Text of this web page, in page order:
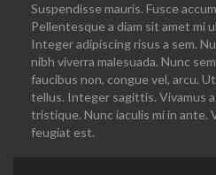
Suspendisse mauris. Fusce
Pellentesque a diam sit amet mi
Integer adipiscing risus a sem.
nibh viverra malesuada. Nunc
faucibus non, congue vel, arcu.
tellus. Integer sagittis. Vivamus
tristique. Nunc iaculis mi in ante.
feugiat est.